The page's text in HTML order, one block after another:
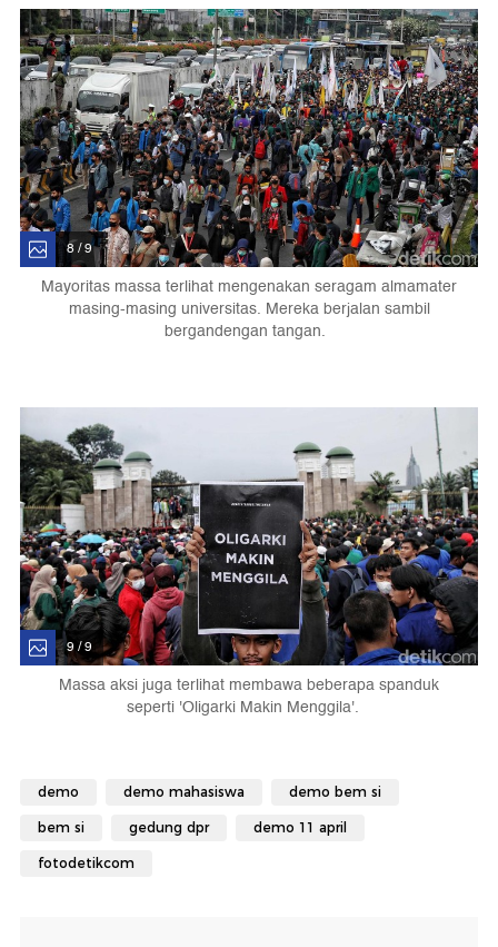
8 / 9
Mayoritas massa terlihat mengenakan seragam almamater
masing-masing universitas. Mereka berjalan sambil
bergandengan tangan.
9 / 9
Massa aksi juga terlihat membawa beberapa spanduk
seperti 'Oligarki Makin Menggila'.
demo demo mahasiswa demo bem si
bem si gedung dpr demo 11 april
fotodetikcom